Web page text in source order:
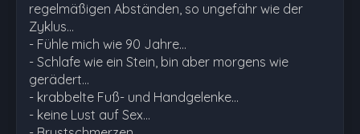
regelmäßigen Abständen, so ungefähr wie der
Zyklus...
- Fühle mich wie 90 Jahre...
- Schlafe wie ein Stein, bin aber morgens wie
gerädert...
- krabbelte Fuß- und Handgelenke...
- keine Lust auf Sex...